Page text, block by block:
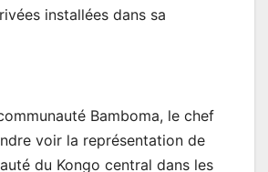
installées dans sa
Bamboma, le chef
voir la représentation de
du Kongo central dans les